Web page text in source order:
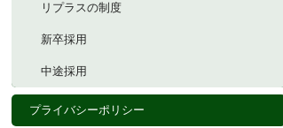
リプラスの制度
新卒採用
中途採用
プライバシーポリシー